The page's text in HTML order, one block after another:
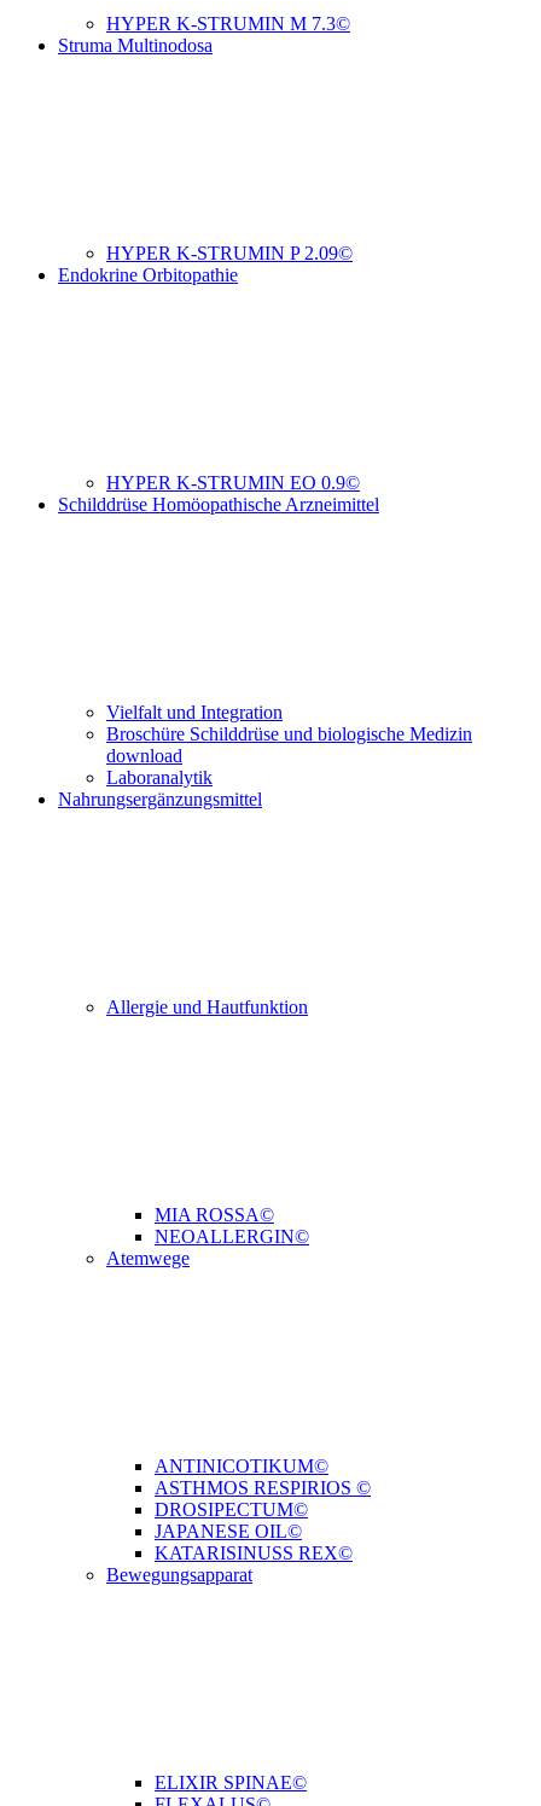
HYPER K-STRUMIN M 7.3©
Struma Multinodosa
HYPER K-STRUMIN P 2.09©
Endokrine Orbitopathie
HYPER K-STRUMIN EO 0.9©
Schilddrüse Homöopathische Arzneimittel
Vielfalt und Integration
Broschüre Schilddrüse und biologische Medizin
download
Laboranalytik
Nahrungsergänzungsmittel
Allergie und Hautfunktion
MIA ROSSA©
NEOALLERGIN©
Atemwege
ANTINICOTIKUM©
ASTHMOS RESPIRIOS ©
DROSIPECTUM©
JAPANESE OIL©
KATARISINUSS REX©
Bewegungsapparat
ELIXIR SPINAE©